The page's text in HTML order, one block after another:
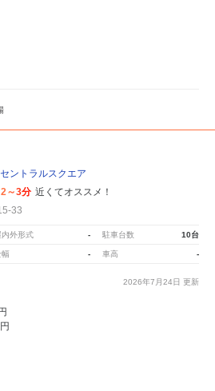
ントラルスクエア
2～3分 近くてオススメ！
33
内外形式 - 駐車台数 10台
幅 - 車高 -
2026年7月24日 更新